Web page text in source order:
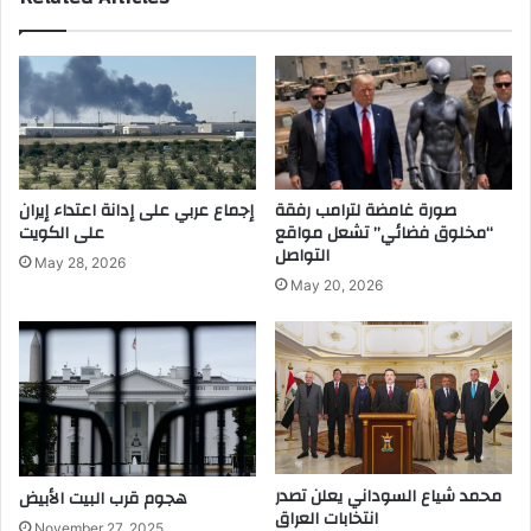
ع
ي
ة
ل
ل
ع
ي
ل
ع
ا
ل
ي
ن
م
ن
ل
و
ر
ا
ن
ه
ا
ئ
إجماع عربي على إدانة اعتداء إيران
على الكويت
May 28, 2026
صورة غامضة لترامب رفقة
“مخلوق فضائي” تشعل مواقع
التواصل
May 20, 2026
هجوم قرب البيت الأبيض محمد شياع السوداني يعلن تصدر
انتخابات العراق